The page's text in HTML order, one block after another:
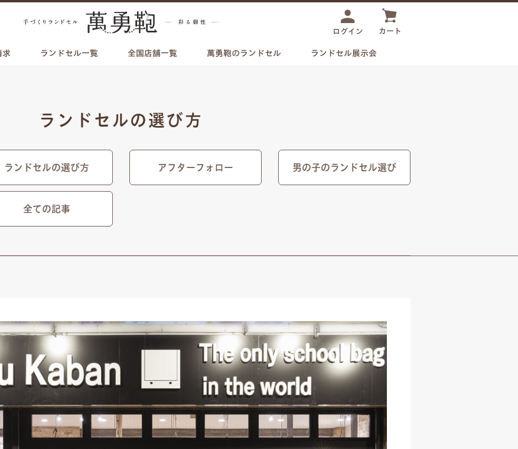
ログイン カート
求 ランドセル一覧 全国店舗一覧 萬勇鞄のランドセル ランドセル展示会
ランドセルの選び方
ランドセルの選び方 アフターフォロー 男の子のランドセル選び
全ての記事